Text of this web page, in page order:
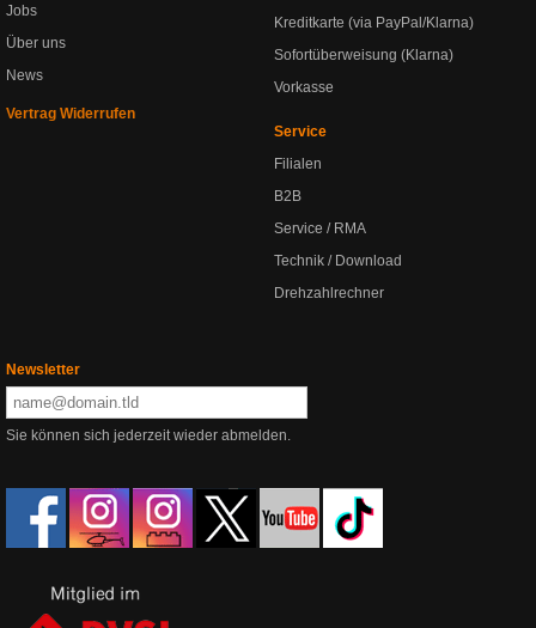
Jobs
Über uns
News
Vertrag Widerrufen
Kreditkarte (via PayPal/Klarna)
Sofortüberweisung (Klarna)
Vorkasse
Service
Filialen
B2B
Service / RMA
Technik / Download
Drehzahlrechner
Newsletter
Sie können sich jederzeit wieder abmelden.